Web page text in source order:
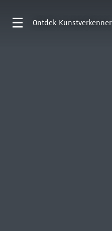
Ontdek Kunstverkenner